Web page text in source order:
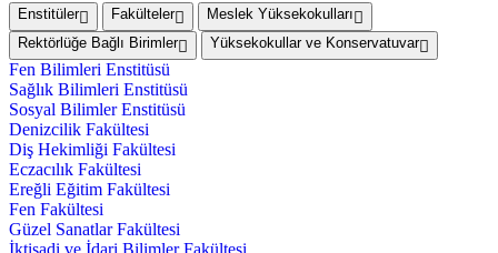
Enstitüler Fakülteler
Meslek Yüksekokulları
Rektörlüğe Bağlı Birimler
Yüksekokullar ve Konservatuvar
Fen Bilimleri Enstitüsü
Sağlık Bilimleri Enstitüsü
Sosyal Bilimler Enstitüsü
Denizcilik Fakültesi
Diş Hekimliği Fakültesi
Eczacılık Fakültesi
Ereğli Eğitim Fakültesi
Fen Fakültesi
Güzel Sanatlar Fakültesi